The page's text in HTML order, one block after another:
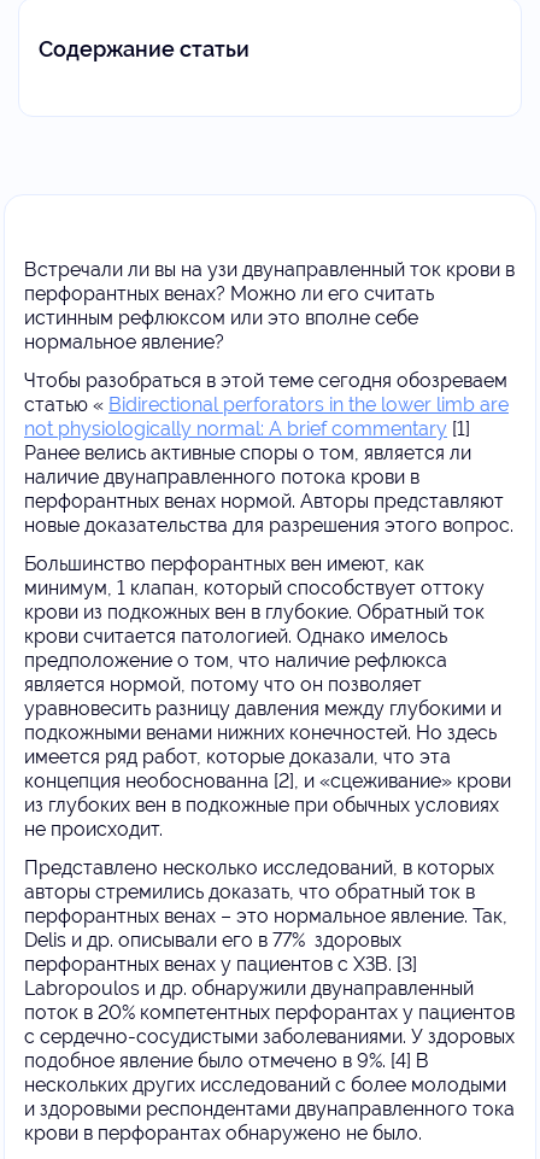
Встречали ли вы на узи двунаправленный ток крови в
перфорантных венах? Можно ли его считать
истинным рефлюксом или это вполне себе
нормальное явление?
Чтобы разобраться в этой теме сегодня обозреваем
статью « Bidirectional perforators in the lower limb are
not physiologically normal: A brief commentary [1]
Ранее велись активные споры о том, является ли
наличие двунаправленного потока крови в
перфорантных венах нормой. Авторы представляют
новые доказательства для разрешения этого вопрос.
Большинство перфорантных вен имеют, как
минимум, 1 клапан, который способствует оттоку
крови из подкожных вен в глубокие. Обратный ток
крови считается патологией. Однако имелось
предположение о том, что наличие рефлюкса
является нормой, потому что он позволяет
уравновесить разницу давления между глубокими и
подкожными венами нижних конечностей. Но здесь
имеется ряд работ, которые доказали, что эта
концепция необоснованна [2], и «сцеживание» крови
из глубоких вен в подкожные при обычных условиях
не происходит.
Представлено несколько исследований, в которых
авторы стремились доказать, что обратный ток в
перфорантных венах – это нормальное явление. Так,
Delis и др. описывали его в 77% здоровых
перфорантных венах у пациентов с ХЗВ. [3]
Labropoulos и др. обнаружили двунаправленный
поток в 20% компетентных перфорантах у пациентов
с сердечно-сосудистыми заболеваниями. У здоровых
подобное явление было отмечено в 9%. [4] В
нескольких других исследований с более молодыми
и здоровыми респондентами двунаправленного тока
крови в перфорантах обнаружено не было.
Содержание статьи